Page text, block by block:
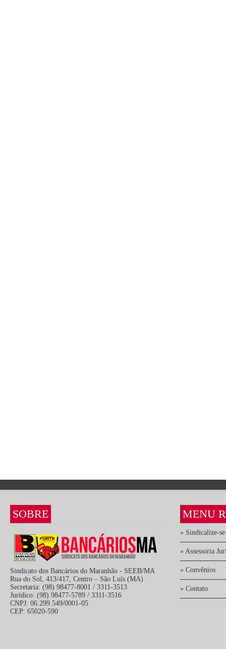
SOBRE
Sindicato dos Bancários do Maranhão - SEEB/MA
Rua do Sol, 413/417, Centro – São Luís (MA)
Secretaria: (98) 98477-8001 / 3311-3513
Jurídico: (98) 98477-5789 / 3311-3516
CNPJ: 06.299.549/0001-05
CEP: 65020-590
MENU
» Sindicalize-se
» Assessoria
» Convênios
» Contato